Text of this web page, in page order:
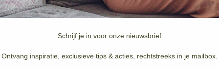
Schrijf je in voor onze nieuwsbrief
Ontvang inspiratie, exclusieve tips & acties, rechtstreeks in je mailbox.
Eten & drinken Verzorging
Merken Doopsuiker & Geboortekaartjes